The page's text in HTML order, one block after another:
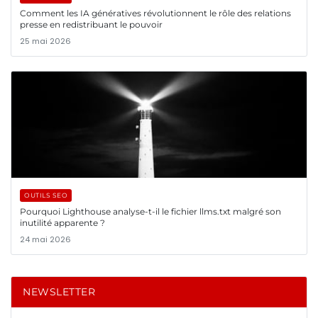
Comment les IA génératives révolutionnent le rôle des relations
presse en redistribuant le pouvoir
25 mai 2026
OUTILS SEO
Pourquoi Lighthouse analyse-t-il le fichier llms.txt malgré son
inutilité apparente ?
24 mai 2026
NEWSLETTER